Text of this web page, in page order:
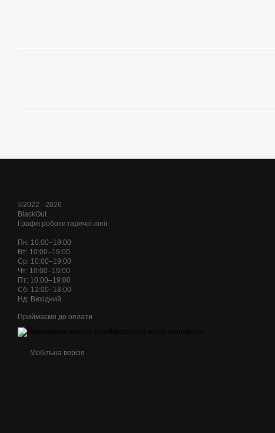
©2022 - 2026
BlackOut
Графік роботи гарячої лінії:
Пн: 10:00–19:00
Вт: 10:00–19:00
Ср: 10:00–19:00
Чт: 10:00–19:00
Пт: 10:00–19:00
Сб: 12:00–18:00
Нд: Вихідний
Приймаємо до оплати
Мобільна версія